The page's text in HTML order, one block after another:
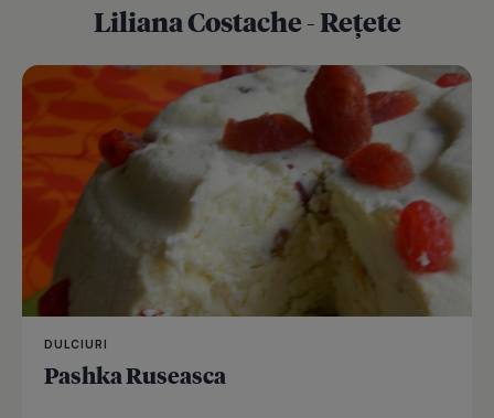
Liliana Costache - Rețete
DULCIURI
Pashka Ruseasca